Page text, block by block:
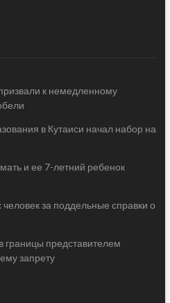
к немедленному
в Кутаиси начал набор на
и ее 7-летний ребенок
за поддельные справки о
границы представителем
запрету